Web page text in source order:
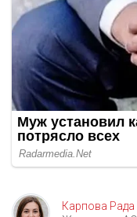
Карпова Рада